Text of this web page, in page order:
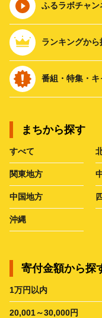
ふるラボチャ
ランキングから
番組・特集・
まちから探す
すべて
関東地方
中国地方
沖縄
寄付金額から探
1万円以内
20,001～30,000円